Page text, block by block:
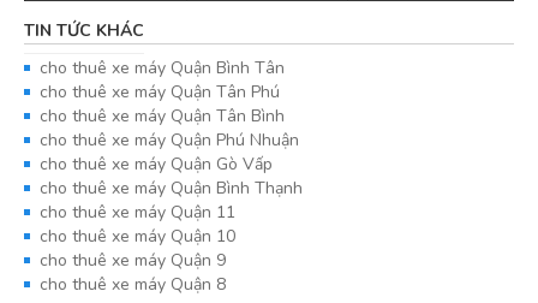
TIN TỨC KHÁC
cho thuê xe máy Quận Bình Tân
cho thuê xe máy Quận Tân Phú
cho thuê xe máy Quận Tân Bình
cho thuê xe máy Quận Phú Nhuận
cho thuê xe máy Quận Gò Vấp
cho thuê xe máy Quận Bình Thạnh
cho thuê xe máy Quận 11
cho thuê xe máy Quận 10
cho thuê xe máy Quận 9
cho thuê xe máy Quận 8